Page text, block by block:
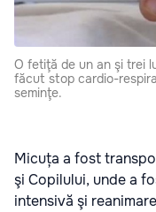
O fetiţă de un an şi trei
făcut stop cardio-
seminţe.
Micuța a fost
şi Copilului, unde a
intensivă şi